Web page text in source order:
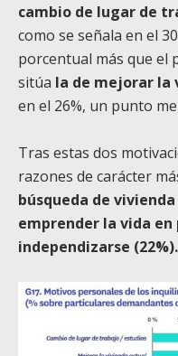
cambio de lugar de
como se señala en el
porcentual más que el
sitúa la de mejorar la
en el 26%, un punto
Tras estas dos
razones de carácter
búsqueda de
emprender la vida en
independizarse (22%).